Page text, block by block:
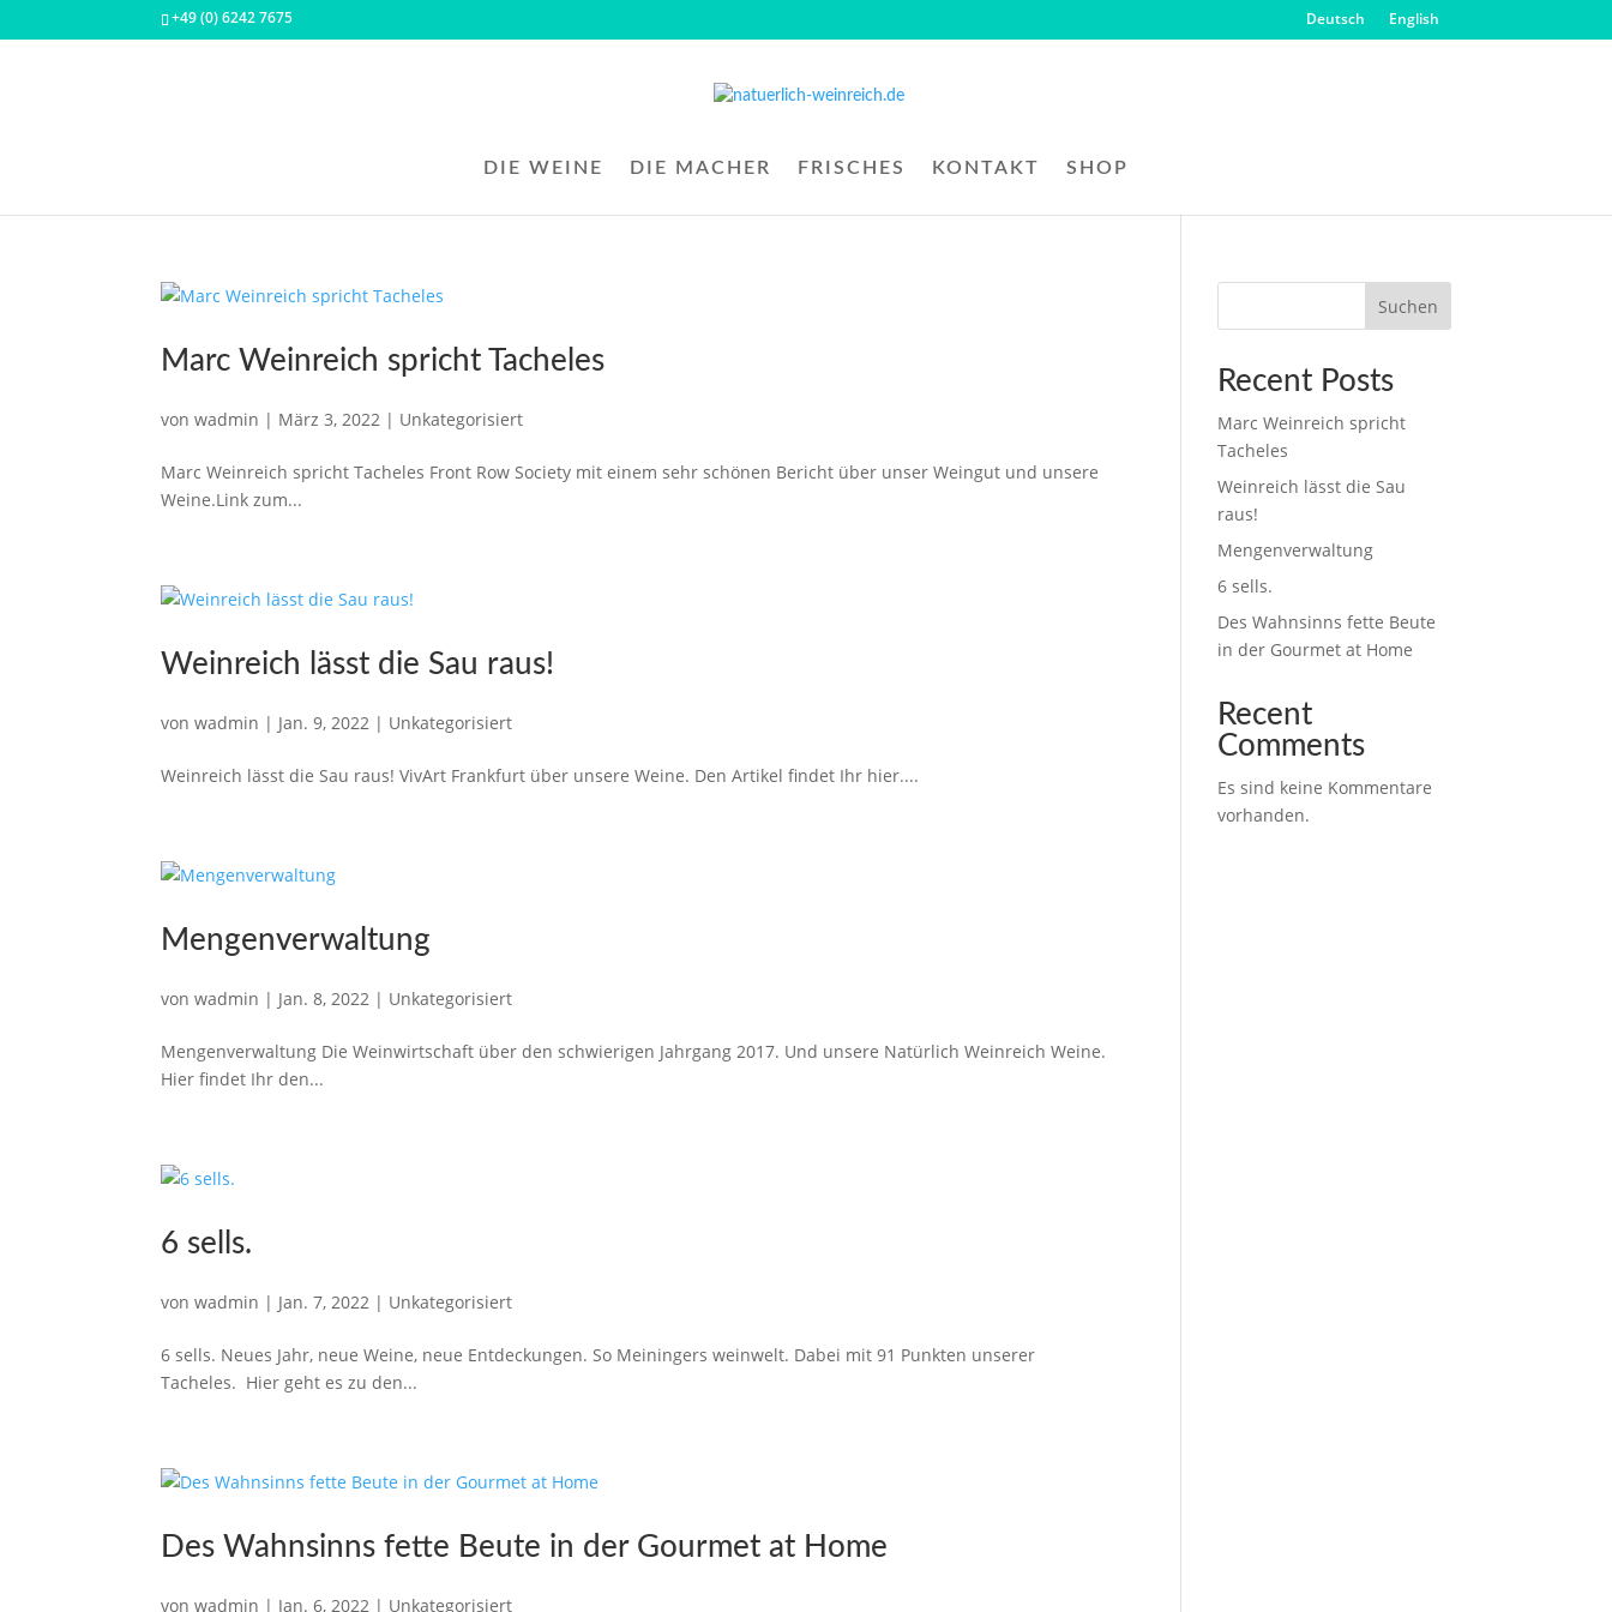
Deutsch English
+49 (0) 6242 7675
DIE WEINE DIE MACHER FRISCHES KONTAKT SHOP
Marc Weinreich spricht Tacheles
vonwadmin | März 3, 2022 | Unkategorisiert
Marc Weinreich spricht Tacheles Front Row Society mit einem sehr schönen Bericht über unser Weingut und unsere
Weine.Link zum...
Weinreich lässt die Sau raus!
vonwadmin | Jan. 9, 2022 | Unkategorisiert
Weinreich lässt die Sau raus! VivArt Frankfurt über unsere Weine. Den Artikel findet Ihr hier....
Mengenverwaltung
vonwadmin | Jan. 8, 2022 | Unkategorisiert
Mengenverwaltung Die Weinwirtschaft über den schwierigen Jahrgang 2017. Und unsere Natürlich Weinreich Weine.
Hier findet Ihr den...
6 sells.
vonwadmin | Jan. 7, 2022 | Unkategorisiert
6 sells. Neues Jahr, neue Weine, neue Entdeckungen. So Meiningers weinwelt. Dabei mit 91 Punkten unserer
Tacheles. Hier geht es zu den...
Des Wahnsinns fette Beute in der Gourmet at Home
vonwadmin | Jan. 6, 2022 | Unkategorisiert
Suchen
Recent Posts
Marc Weinreich spricht
Tacheles
Weinreich lässt die Sau
raus!
Mengenverwaltung
6 sells.
Des Wahnsinns fette Beute
in der Gourmet at Home
Recent
Comments
Es sind keine Kommentare
vorhanden.